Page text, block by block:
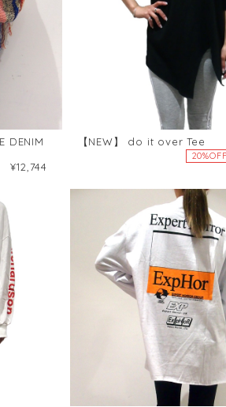
DENIM
¥12,744
【NEW】 do it over Tee
20%OFF